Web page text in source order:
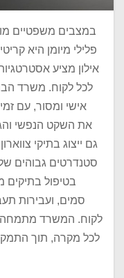
במצבים משפטיים
פלילי מיומן היא
אילון מציע
לכל לקוח. משרד
את השקט הנפשי
גם ייצוג בתיקי
סטנדרטים גבוהים
בטיפול בתיקים
סמים, ועבירות
לקוח. המשרד מתמחה
לכל מקרה, תוך